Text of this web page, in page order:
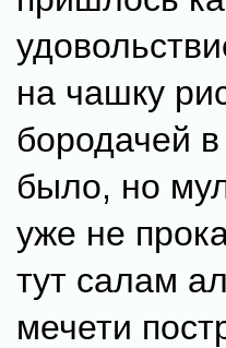
на чашку
бородачей
было, но
уже не
тут салам
мечети